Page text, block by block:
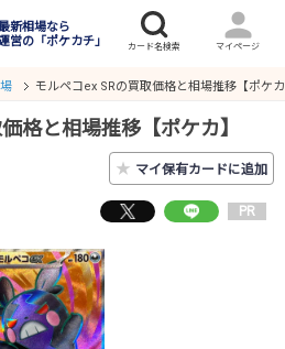
新相場なら
営の「ポケカチ」
モルペコex SRの買取価格と相場推移【ポケ
格と相場推移【ポケカ】
★ マイ保有カードに追加
PR